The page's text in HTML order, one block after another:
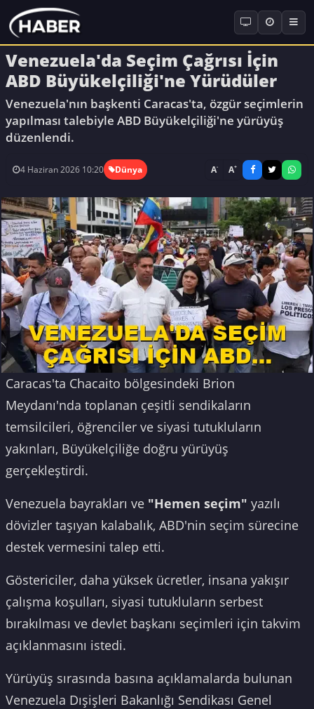
Venezuela'da Seçim Çağrısı İçin
ABD Büyükelçiliği'ne Yürüdüler
Venezuela'nın başkenti Caracas'ta, özgür seçimlerin
yapılması talebiyle ABD Büyükelçiliği'ne yürüyüş
düzenlendi.
4 Haziran 2026 10:20 Dünya A- A+
Caracas'ta Chacaito bölgesindeki Brion
Meydanı'nda toplanan çeşitli sendikaların
temsilcileri, öğrenciler ve siyasi tutukluların
yakınları, Büyükelçiliğe doğru yürüyüş
gerçekleştirdi.
Venezuela bayrakları ve "Hemen seçim" yazılı
dövizler taşıyan kalabalık, ABD'nin seçim sürecine
destek vermesini talep etti.
Göstericiler, daha yüksek ücretler, insana yakışır
çalışma koşulları, siyasi tutukluların serbest
bırakılması ve devlet başkanı seçimleri için takvim
açıklanmasını istedi.
Yürüyüş sırasında basına açıklamalarda bulunan
Venezuela Dışişleri Bakanlığı Sendikası Genel